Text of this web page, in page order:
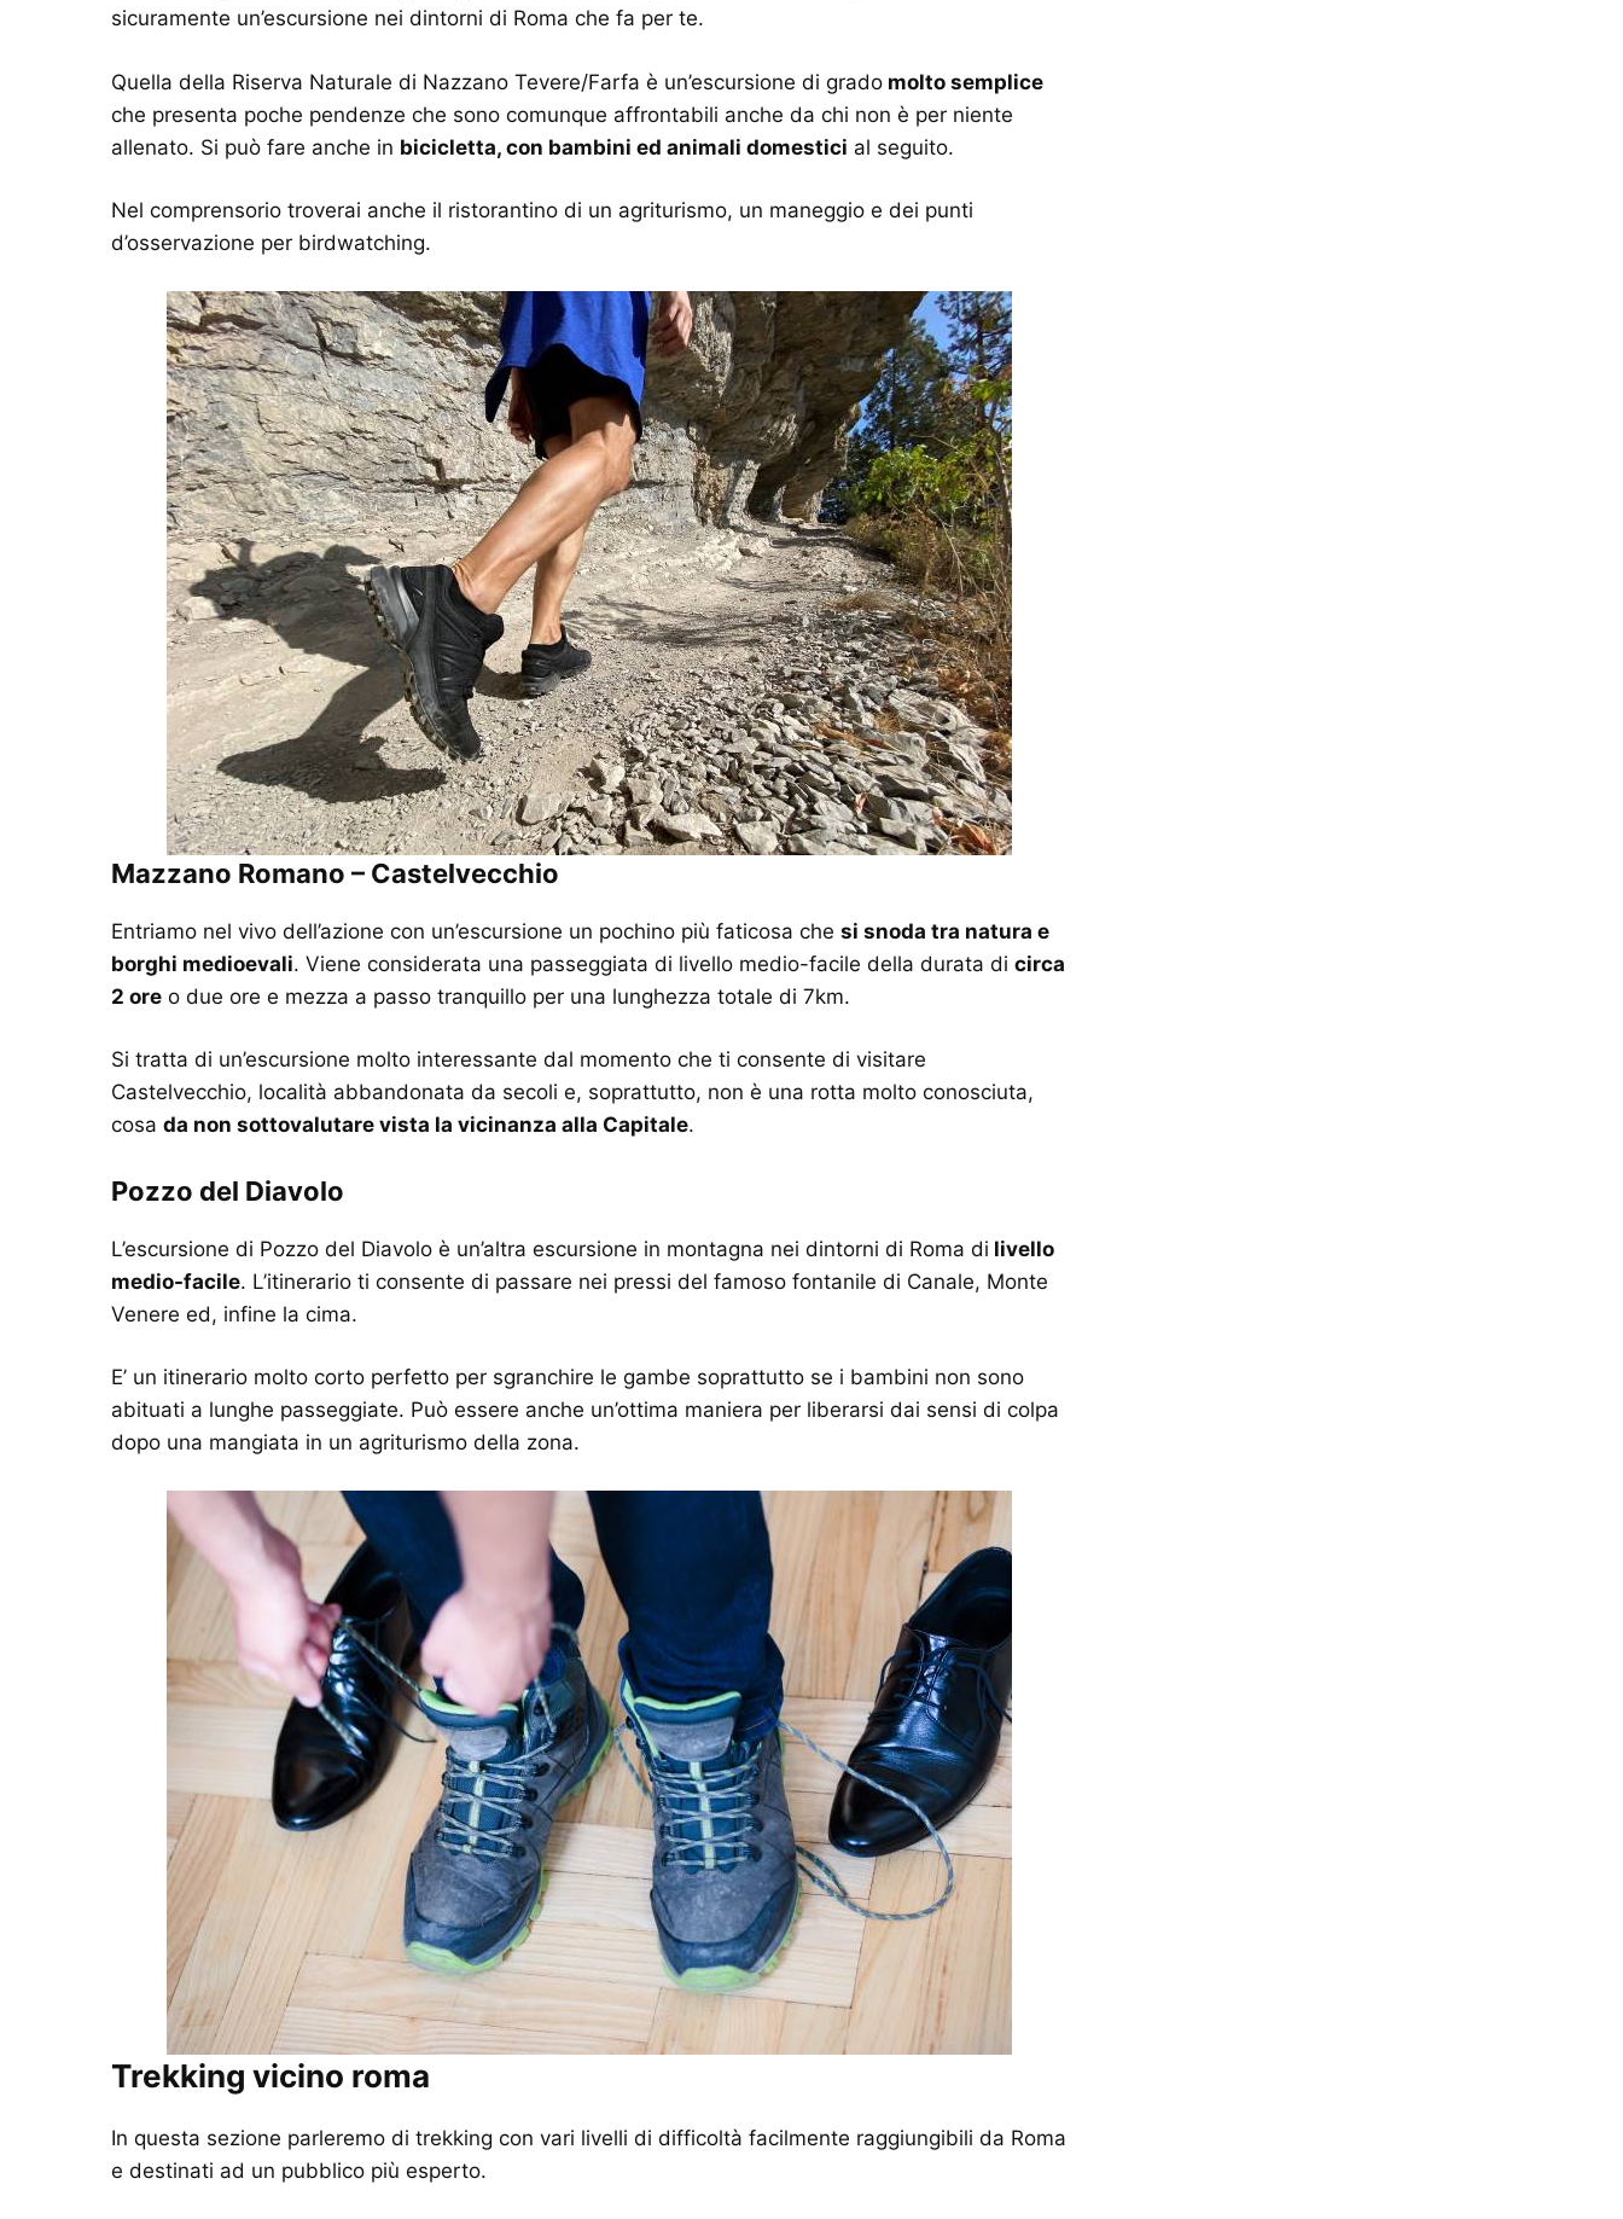
sicuramente un’escursione nei dintorni di Roma che fa per te.
Quella della Riserva Naturale di Nazzano Tevere/Farfa è un’escursione di grado molto semplice
che presenta poche pendenze che sono comunque affrontabili anche da chi non è per niente
allenato. Si può fare anche in bicicletta, con bambini ed animali domestici al seguito.
Nel comprensorio troverai anche il ristorantino di un agriturismo, un maneggio e dei punti
d’osservazione per birdwatching.
Mazzano Romano – Castelvecchio
Entriamo nel vivo dell’azione con un’escursione un pochino più faticosa che si snoda tra natura e
borghi medioevali. Viene considerata una passeggiata di livello medio-facile della durata di circa
2 ore o due ore e mezza a passo tranquillo per una lunghezza totale di 7km.
Si tratta di un’escursione molto interessante dal momento che ti consente di visitare
Castelvecchio, località abbandonata da secoli e, soprattutto, non è una rotta molto conosciuta,
cosa da non sottovalutare vista la vicinanza alla Capitale.
Pozzo del Diavolo
L’escursione di Pozzo del Diavolo è un’altra escursione in montagna nei dintorni di Roma di livello
medio-facile. L’itinerario ti consente di passare nei pressi del famoso fontanile di Canale, Monte
Venere ed, infine la cima.
E’ un itinerario molto corto perfetto per sgranchire le gambe soprattutto se i bambini non sono
abituati a lunghe passeggiate. Può essere anche un’ottima maniera per liberarsi dai sensi di colpa
dopo una mangiata in un agriturismo della zona.
Trekking vicino roma
In questa sezione parleremo di trekking con vari livelli di difficoltà facilmente raggiungibili da Roma
e destinati ad un pubblico più esperto.